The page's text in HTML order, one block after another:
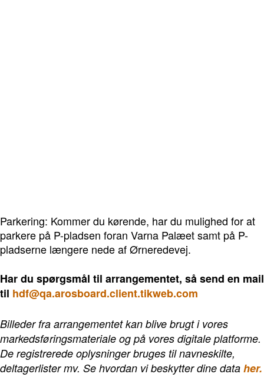
Parkering: Kommer du kørende, har du mulighed for at
parkere på P-pladsen foran Varna Palæet samt på P-
pladserne længere nede af Ørneredevej.
Har du spørgsmål til arrangementet, så send en mail
til hdf@qa.arosboard.client.tikweb.com
Billeder fra arrangementet kan blive brugt i vores
markedsføringsmateriale og på vores digitale platforme.
De registrerede oplysninger bruges til navneskilte,
deltagerlister mv. Se hvordan vi beskytter dine data her.